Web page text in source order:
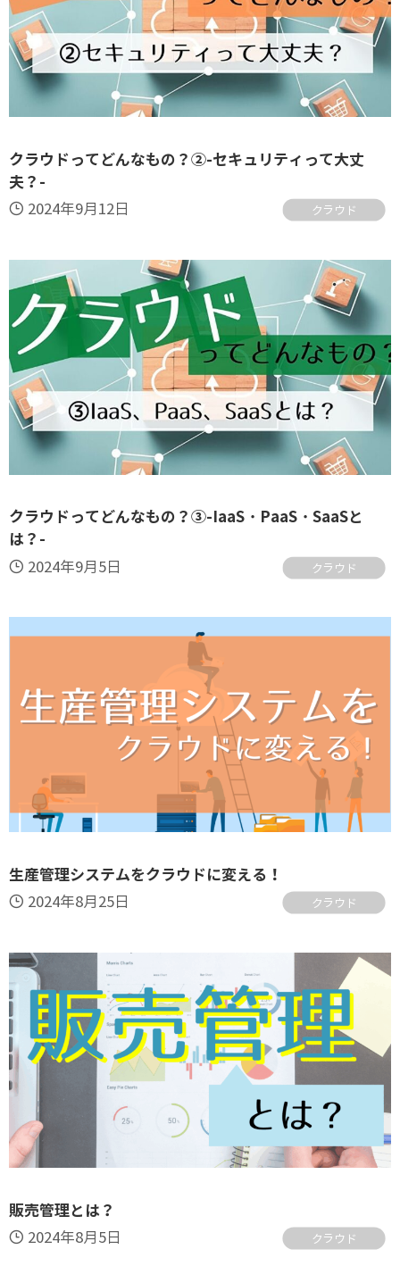
クラウドってどんなもの？②-セキュリティって大丈
夫？-
2024年9月12日 クラウド
クラウドってどんなもの？③-IaaS・PaaS・SaaSと
は？-
2024年9月5日 クラウド
生産管理システムをクラウドに変える！
2024年8月25日 クラウド
販売管理とは？
2024年8月5日 クラウド